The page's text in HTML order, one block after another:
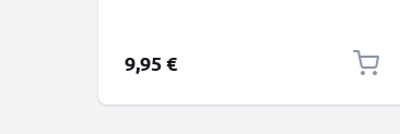
9,95 €